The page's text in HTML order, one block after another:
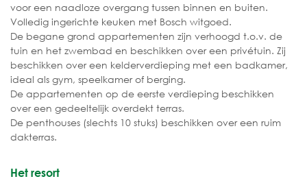
voor een naadloze overgang tussen binnen en buiten.
Volledig ingerichte keuken met Bosch witgoed.
De begane grond appartementen zijn verhoogd t.o.v. de
tuin en het zwembad en beschikken over een privétuin. Zij
beschikken over een kelderverdieping met een badkamer,
ideal als gym, speelkamer of berging.
De appartementen op de eerste verdieping beschikken
over een gedeeltelijk overdekt terras.
De penthouses (slechts 10 stuks) beschikken over een ruim
dakterras.
Het resort